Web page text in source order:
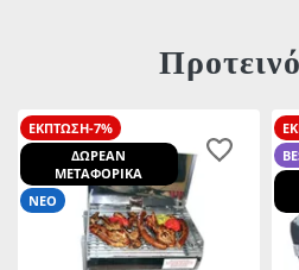
ΕΚΠΤΩΣΗ-7%
ΔΩΡΕΑΝ
ΜΕΤΑΦΟΡΙΚΑ
ΝΕΟ